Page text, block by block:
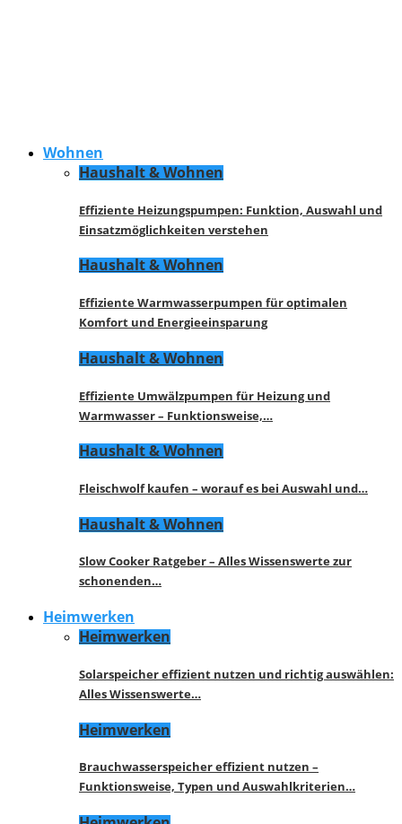
Wohnen
Haushalt & Wohnen
Effiziente Heizungspumpen: Funktion, Auswahl und
Einsatzmöglichkeiten verstehen
Haushalt & Wohnen
Effiziente Warmwasserpumpen für optimalen
Komfort und Energieeinsparung
Haushalt & Wohnen
Effiziente Umwälzpumpen für Heizung und
Warmwasser – Funktionsweise,…
Haushalt & Wohnen
Fleischwolf kaufen – worauf es bei Auswahl und…
Haushalt & Wohnen
Slow Cooker Ratgeber – Alles Wissenswerte zur
schonenden…
Heimwerken
Heimwerken
Solarspeicher effizient nutzen und richtig auswählen:
Alles Wissenswerte…
Heimwerken
Brauchwasserspeicher effizient nutzen –
Funktionsweise, Typen und Auswahlkriterien…